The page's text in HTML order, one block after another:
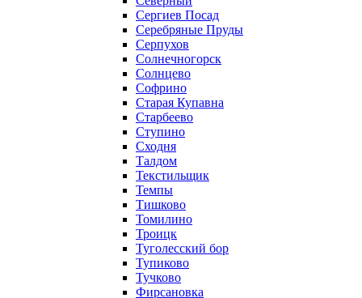
Сергиев Посад
Серебряные Пруды
Серпухов
Солнечногорск
Солнцево
Софрино
Старая Купавна
Старбеево
Ступино
Сходня
Талдом
Текстильщик
Темпы
Тишково
Томилино
Троицк
Туголесский бор
Тупиково
Тучково
Фирсановка